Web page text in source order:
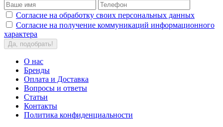
Согласие на обработку своих персональных данных
Согласие на получение коммуникаций информационного
характера
Да, подобрать!
О нас
Бренды
Оплата и Доставка
Вопросы и ответы
Статьи
Контакты
Политика конфиденциальности